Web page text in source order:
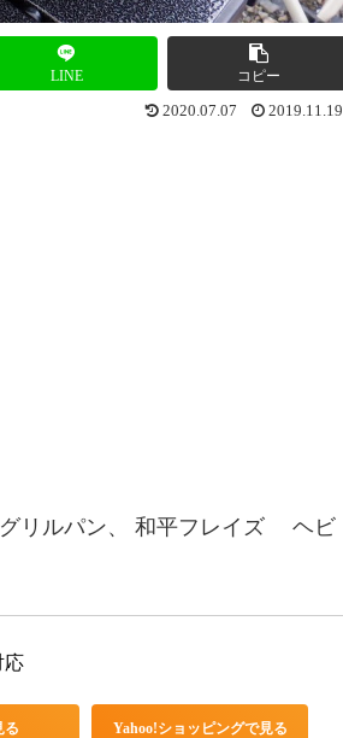
LINE コピー
2020.07.07 2019.11.19
グリルパン、 和平フレイズ ヘビ
応
る Yahoo!ショッピングで見る